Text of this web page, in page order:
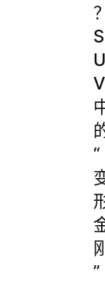
S
U
V
“
”